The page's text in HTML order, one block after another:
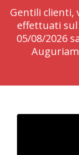
Gentili clienti,
effettuati
05/08/2026